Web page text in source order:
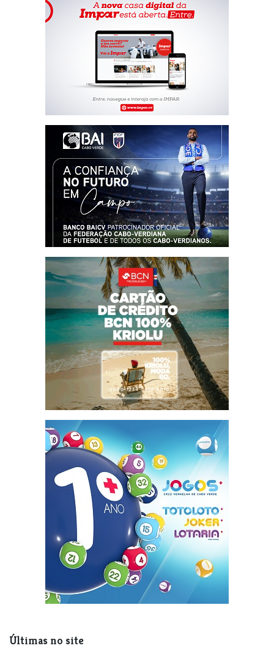
Últimas no site